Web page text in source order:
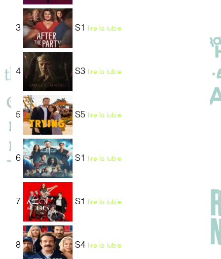
3 S1 lire la lubie
4 S3 lire la lubie
5 S5 lire la lubie
6 S1 lire la lubie
7 S1 lire la lubie
8 S4 lire la lubie